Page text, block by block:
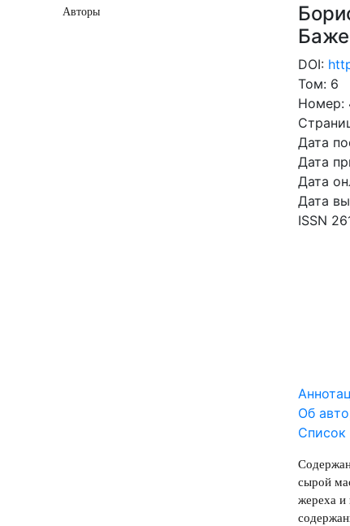
Авторы
DOI:
Том: 6
Номер:
Дата
Дата
Дата
Дата
ISSN
Об
Список
сырой
жереха и